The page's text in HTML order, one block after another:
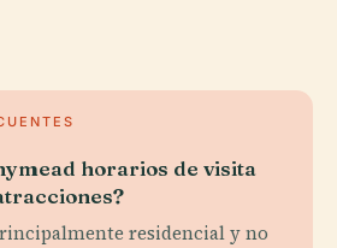
horarios de visita
residencial y no